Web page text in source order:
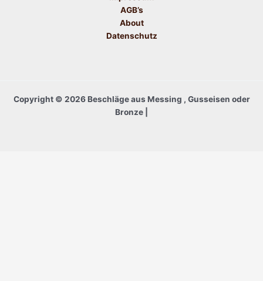
AGB’s
About
Datenschutz
Copyright © 2026 Beschläge aus Messing , Gusseisen oder
Bronze |